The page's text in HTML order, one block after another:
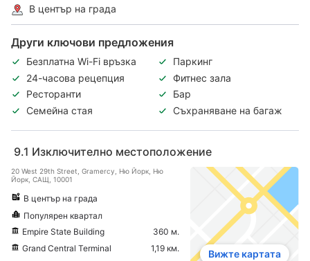
В център на града
Други ключови предложения
Безплатна Wi-Fi връзка
Паркинг
24-часова рецепция
Фитнес зала
Ресторанти
Бар
Семейна стая
Съхраняване на багаж
9.1 Изключително местоположение
20 West 29th Street, Gramercy, Ню Йорк, Ню
Йорк, САЩ, 10001
В център на града
Популярен квартал
Empire State Building
360 м.
Grand Central Terminal
1,19 км.
Вижте картата